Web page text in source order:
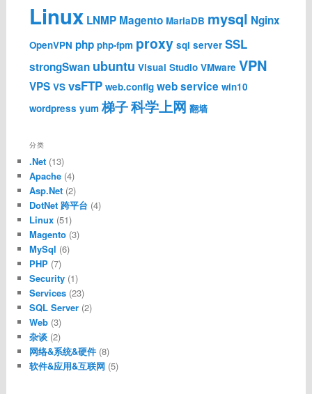
Linux LNMP Magento MariaDB mysql Nginx
OpenVPN php php-fpm proxy sql server SSL
strongSwan ubuntu Visual Studio VMware VPN
VPS VS vsFTP web.config web service win10
wordpress yum 梯子科学上网 翻墙
分类
.Net(13)
Apache(4)
Asp.Net(2)
DotNet 跨平台 (4)
Linux(51)
Magento(3)
MySql (6)
PHP(7)
Security(1)
Services(23)
SQL Server(2)
Web(3)
杂谈(2)
网络&系统&硬件(8)
软件&应用&互联网(5)